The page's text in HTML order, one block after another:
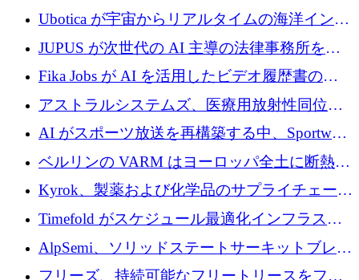
ステムを商業化し、焼却廃棄物を削減するた
めに43万ポンドを確保
Ubotica が宇宙からリアルタイムの海洋インテ
リジェンスを拡張するために 1,100 万ドルを
JUPUS が次世代の AI 主導の法律事務所を強
化するために 1,300 万ユーロを調達
Fika Jobs が AI を活用したビデオ履歴書のた
めに 400 万ドルを調達
アストラルシステムズ、医療用放射性同位元
素の世界的な不足に対処するために2,300万ポ
ンドを調達
AI がスポーツ放送を再構築する中、Sportway
が 2,000 万ユーロを調達
ベルリンの VARM はヨーロッパ全土に断熱材
を拡張するために 1,750 万ユーロを投資
Kyrok、製薬および化学品のサプライチェーン
に AI を導入するために 310 万ユーロを確保
Timefold がスケジュール最適化インフラスト
ラクチャを拡張するためにシリーズ A で
1,300 万ドルを調達
AlpSemi、ソリッドステートサーキットブレー
カー技術の進歩のために1,700万ユーロを調達
フリーズ、持続可能なフリートリースをフラ